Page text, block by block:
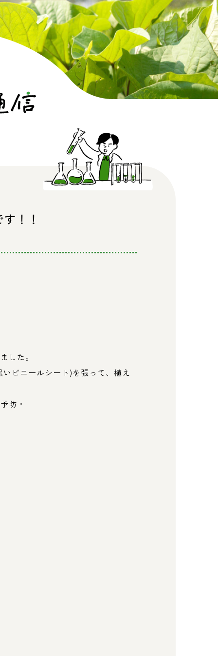
！！
した。
いビニールシート)を張って、植え
防・